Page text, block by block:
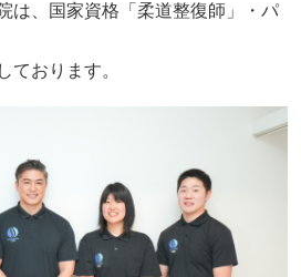
は、国家資格「柔道整復師」・パ
ております。